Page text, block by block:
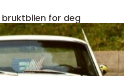
for deg